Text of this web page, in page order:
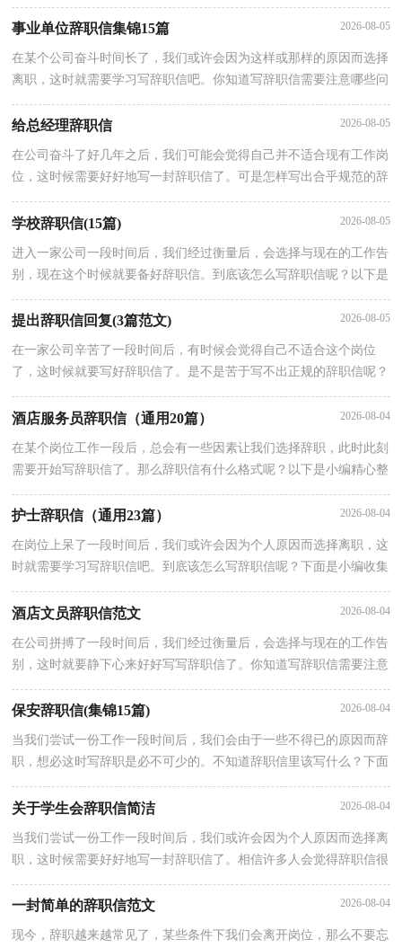
事业单位辞职信集锦15篇 2026-08-05
在某个公司奋斗时间长了，我们或许会因为这样或那样的原因而选择
离职，这时就需要学习写辞职信吧。你知道写辞职信需要注意哪些问
题吗？下面是小编精心整理的事业单位辞职信，仅供参考，大家一起
给总经理辞职信 2026-08-05
在公司奋斗了好几年之后，我们可能会觉得自己并不适合现有工作岗
位，这时候需要好好地写一封辞职信了。可是怎样写出合乎规范的辞
职信呢？以下是小编精心整理的给总经理辞职信，欢迎大家分享。尊
学校辞职信(15篇) 2026-08-05
进入一家公司一段时间后，我们经过衡量后，会选择与现在的工作告
别，现在这个时候就要备好辞职信。到底该怎么写辞职信呢？以下是
提出辞职信回复(3篇范文) 2026-08-05
在一家公司辛苦了一段时间后，有时候会觉得自己不适合这个岗位
了，这时候就要写好辞职信了。是不是苦于写不出正规的辞职信呢？
下面是小编整理的提出辞职信回复(3篇范文)，欢迎阅读与收藏。提
出
酒店服务员辞职信（通用20篇） 2026-08-04
在某个岗位工作一段后，总会有一些因素让我们选择辞职，此时此刻
需要开始写辞职信了。那么辞职信有什么格式呢？以下是小编精心整
护士辞职信（通用23篇） 2026-08-04
在岗位上呆了一段时间后，我们或许会因为个人原因而选择离职，这
时就需要学习写辞职信吧。到底该怎么写辞职信呢？下面是小编收集
整理的护士辞职信，仅供参考，大家一起来看看吧。护士辞职信 篇1
酒店文员辞职信范文 2026-08-04
在公司拼搏了一段时间后，我们经过衡量后，会选择与现在的工作告
别，这时就要静下心来好好写写辞职信了。你知道写辞职信需要注意
保安辞职信(集锦15篇) 2026-08-04
当我们尝试一份工作一段时间后，我们会由于一些不得已的原因而辞
职，想必这时写辞职是必不可少的。不知道辞职信里该写什么？下面
是小编收集整理的保安辞职信，希望对大家有所帮助。保安辞职信1
关于学生会辞职信简洁 2026-08-04
当我们尝试一份工作一段时间后，我们或许会因为个人原因而选择离
职，这时候需要好好地写一封辞职信了。相信许多人会觉得辞职信很
一封简单的辞职信范文 2026-08-04
现今，辞职越来越常见了，某些条件下我们会离开岗位，那么不要忘